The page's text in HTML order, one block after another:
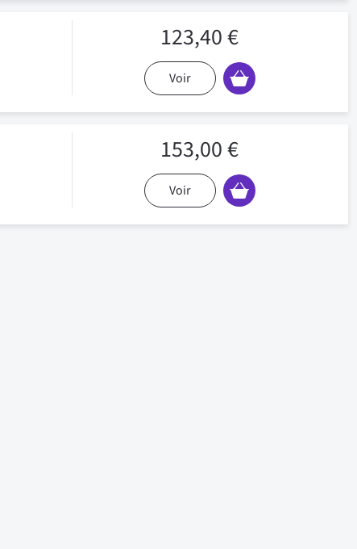
123,40 €
Voir
153,00 €
Voir